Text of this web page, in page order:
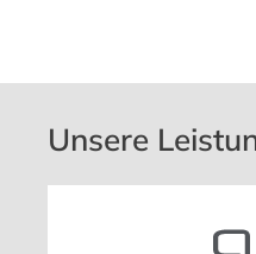
Unsere